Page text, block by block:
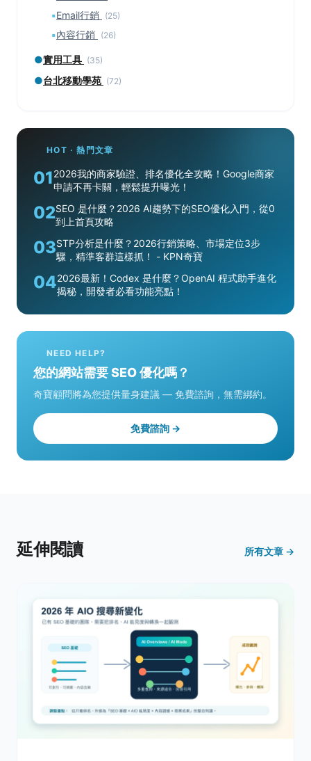
▪Email行銷 (25)
▪內容行銷 (26)
●實用工具 (35)
●台北移動學苑 (72)
HOT · 熱門文章
012026我的商家驗證、排名優化全攻略！Google商家
申請不再卡關，輕鬆提升曝光！
02SEO 是什麼？2026 AI趨勢下的SEO優化入門，從0
到上首頁攻略
03STP分析是什麼？2026行銷策略、市場定位3步
驟，精準客群這樣抓！ - KPN奇寶
042026最新！Codex 是什麼？OpenAI 程式助手進化
揭秘，開發者必看功能亮點！
NEED HELP?
您的網站需要 SEO 優化嗎？
奇寶顧問將為您提供量身建議 — 免費諮詢，無需綁約。
免費諮詢 →
延伸閱讀 所有文章 →